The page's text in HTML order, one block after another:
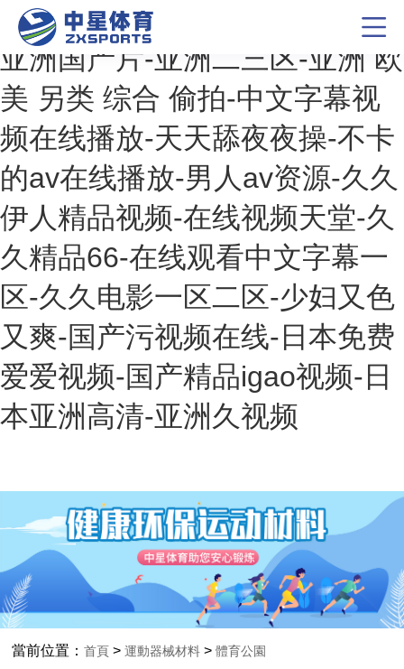
午夜视频在线免费观看-六月色-
亚洲国产片-亚洲二三区-亚洲 欧
美 另类 综合 偷拍-中文字幕视
频在线播放-天天舔夜夜操-不卡
的av在线播放-男人av资源-久久
伊人精品视频-在线视频天堂-久
久精品66-在线观看中文字幕一
区-久久电影一区二区-少妇又色
又爽-国产污视频在线-日本免费
爱爱视频-国产精品igao视频-日
本亚洲高清-亚洲久视频
當前位置：首頁 >運動器械材料 >體育公園